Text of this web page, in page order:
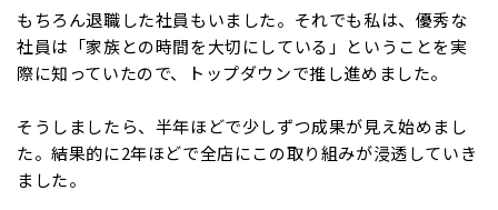
もちろん退職した社員もいました。それでも私は、優秀な
社員は「家族との時間を大切にしている」ということを実
際に知っていたので、トップダウンで推し進めました。
そうしましたら、半年ほどで少しずつ成果が見え始めまし
た。結果的に2年ほどで全店にこの取り組みが浸透していき
ました。